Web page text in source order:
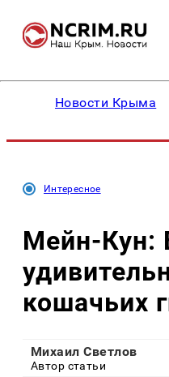
Новости Крыма
Интересное
Мейн-Кун:
кошачьих
Михаил Светлов
Автор статьи